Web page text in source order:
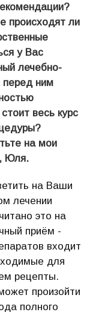
происходят ли
у Вас
лечебно-
перед ним
весь курс
на мои
Юля.
на Ваши
лечении
это на
приём -
входит
для
рецепты.
произойти
полного